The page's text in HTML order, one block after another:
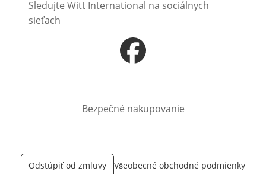
Sledujte Witt International na sociálnych
sieťach
Otvorí sa vnovom okne
Bezpečné nakupovanie
Odstúpiť od zmluvy
Všeobecné obchodné podmienky